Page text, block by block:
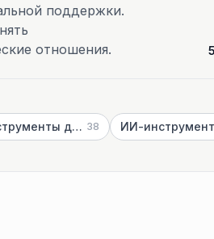
поддержки.
отношения.
ИИ-инструменты для психического здоровья 38